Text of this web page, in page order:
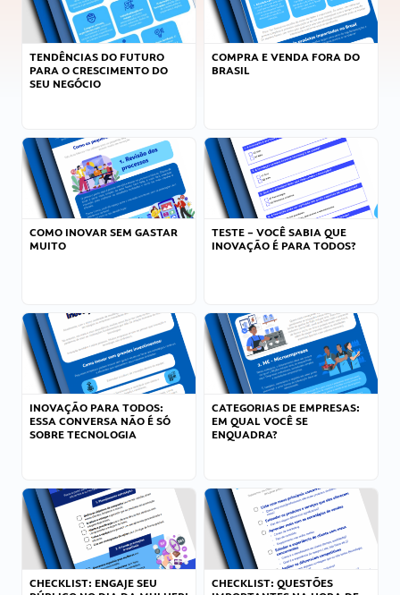
TENDÊNCIAS DO FUTURO
PARA O CRESCIMENTO DO
SEU NEGÓCIO
COMPRA E VENDA FORA DO
BRASIL
COMO INOVAR SEM GASTAR
MUITO
TESTE – VOCÊ SABIA QUE
INOVAÇÃO É PARA TODOS?
INOVAÇÃO PARA TODOS:
ESSA CONVERSA NÃO É SÓ
SOBRE TECNOLOGIA
CATEGORIAS DE EMPRESAS:
EM QUAL VOCÊ SE
ENQUADRA?
CHECKLIST: ENGAJE SEU
CHECKLIST: QUESTÕES